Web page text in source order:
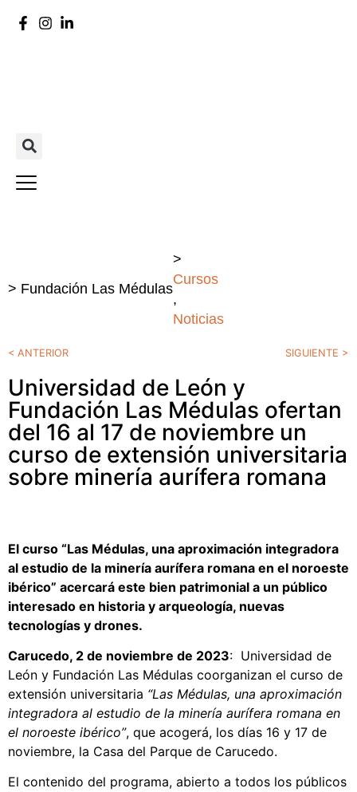
> Fundación Las Médulas
>
Cursos
,
Noticias
< ANTERIOR SIGUIENTE >
Universidad de León y
Fundación Las Médulas ofertan
del 16 al 17 de noviembre un
curso de extensión universitaria
sobre minería aurífera romana
El curso “Las Médulas, una aproximación integradora
al estudio de la minería aurífera romana en el noroeste
ibérico” acercará este bien patrimonial a un público
interesado en historia y arqueología, nuevas
tecnologías y drones.
Carucedo, 2 de noviembre de 2023: Universidad de
León y Fundación Las Médulas coorganizan el curso de
extensión universitaria “Las Médulas, una aproximación
integradora al estudio de la minería aurífera romana en
el noroeste ibérico”, que acogerá, los días 16 y 17 de
noviembre, la Casa del Parque de Carucedo.
El contenido del programa, abierto a todos los públicos